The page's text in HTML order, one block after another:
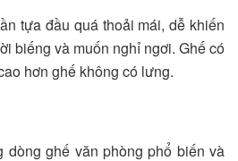
tựa đầu quá thoải mái, dễ khiến
biếng và muốn nghỉ ngơi. Ghế có
hơn ghế không có lưng.
dòng ghế văn phòng phổ biến và